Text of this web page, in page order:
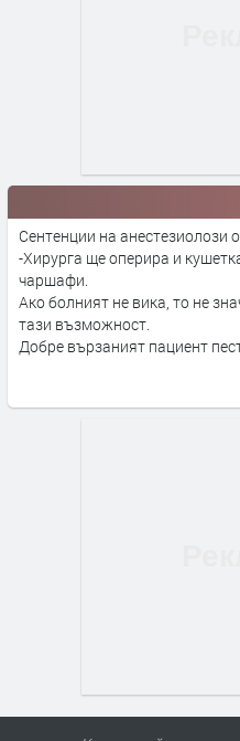
Сентенции на анестезиолози
-Хирурга ще оперира и
чаршафи.
Ако болният не вика, то не
тази възможност.
Добре вързаният пациент